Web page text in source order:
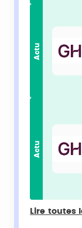
Actu
Actu
Lire toutes